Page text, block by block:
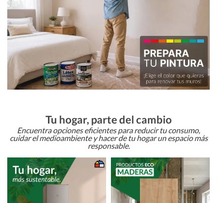
Tu hogar, parte del cambio
Encuentra opciones eficientes para reducir tu consumo,
cuidar el medioambiente y hacer de tu hogar un espacio más
responsable.